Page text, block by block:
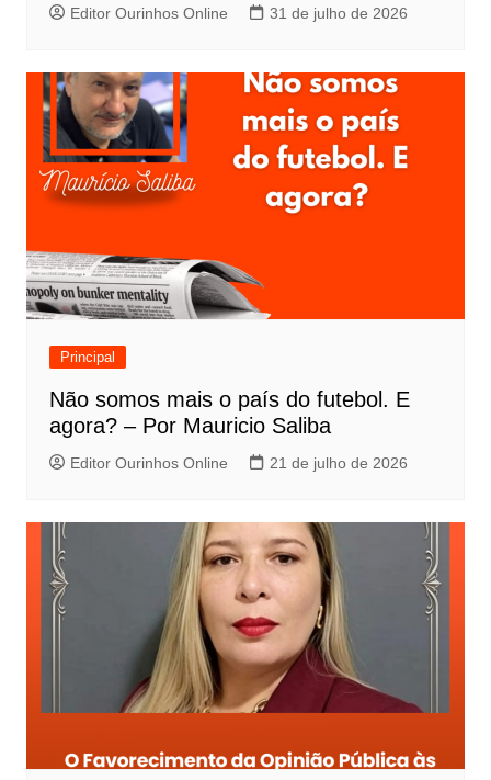
Editor Ourinhos Online 31 de julho de 2026
Principal
Não somos mais o país do futebol. E
agora? – Por Mauricio Saliba
Editor Ourinhos Online 21 de julho de 2026